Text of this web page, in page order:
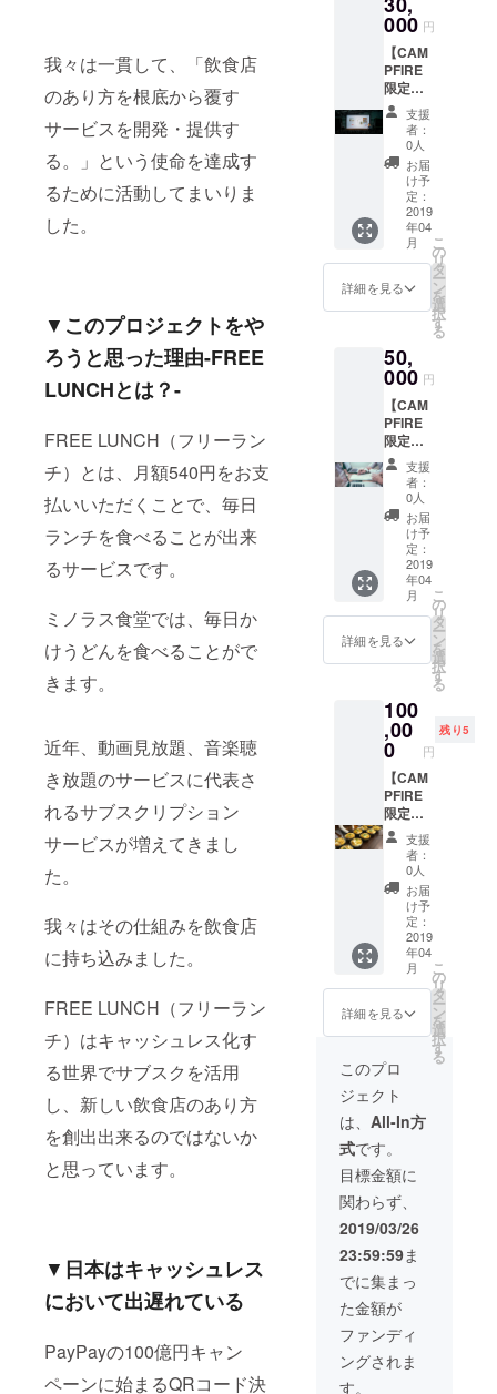
我々は一貫して、「飲食店
のあり方を根底から覆す
サービスを開発・提供す
る。」という使命を達成す
るために活動してまいりま
した。
▼ このプロジェクトをや
ろうと思った理由-FREE
LUNCHとは？-
FREE LUNCH（フリーラン
チ）とは、月額540円をお支
払いいただくことで、毎日
ランチを食べることが出来
るサービスです。
ミノラス食堂では、毎日か
けうどんを食べることがで
きます。
近年、動画見放題、音楽聴
き放題のサービスに代表さ
れるサブスクリプション
サービスが増えてきまし
た。
我々はその仕組みを飲食店
に持ち込みました。
FREE LUNCH（フリーラン
チ）はキャッシュレス化す
る世界でサブスクを活用
し、新しい飲食店のあり方
を創出出来るのではないか
と思っています。
▼ 日本はキャッシュレス
において出遅れている
PayPayの100億円キャン
ペーンに始まるQRコード決
用
フォー
ラムへ
のご招
待 ・弊
社の伝
説的な
年次総
会に毎
年ご招
待 ・弊
社が直
接経営
する店
舗で死
ぬまで
メ
ニュー
半永久
割引3％
※本文中
リター
ンにつ
いての
項目を
参照
000 円
【CAM
PFIRE
限定】
・FREE
LUNCH
(フリー
ランチ)
に1年間
入会で
きる権
社の経
営に口
出しで
きる権
利をプ
ト、専
用
フォー
ラムへ
のご招
待 ・弊
社の伝
説的な
年次総
会に毎
年ご招
待 ・弊
社が直
接経営
する店
舗で死
ぬまで
メ
ニュー
半永久
割引3％
・最高
レベル
の支援
をして
くれた
方、限
定の
DELICI
OUS
DAYへ
のご招
文中リ
ターン
目を参
照
支援
者：
0人
お届
け予
定：
2019
年04
月
詳細を見る
こ
の
リ
タ
ー
ン
を
選
択
す
る
50,
000 円
【CAM
PFIRE
限定】
・FREE
LUNCH
(フリー
ランチ)
に半年
間入会
できる
権利 ・
弊社の
経営に
口出し
できる
権利を
ント、
専用
フォー
ラムへ
のご招
待 ・弊
社の伝
説的な
年次総
会に毎
年ご招
待 ・弊
社が直
接経営
する店
舗で死
ぬまで
トッピ
ング・
サイド
メ
ニュー
半永久
割引5％
・最高
レベル
の支援
をして
くれた
方、限
定の
DELICI
OUS
DAYへ
のご招
待 ・
DELICI
OUS
支援
者：
0人
お届
け予
定：
2019
年04
月
詳細を見る
こ
の
リ
タ
ー
ン
を
選
択
す
る
100
,00
0 円
残り5
【CAM
PFIRE
限定・
法人ス
ポン
サープ
ラン】
・店内
にスポ
ンサー
企業様
の情報
（企業
名・
サービ
ス内
容）な
どを掲
示させ
ていた
だきま
す。 ・
ミノラ
ス食堂
でのイ
ベント
開催権
利（年
間2回）
・ミノ
ラス食
堂の公
式ツ
イッ
支援
者：
0人
お届
け予
定：
2019
年04
月
詳細を見る
こ
の
リ
タ
ー
ン
を
選
択
す
る
このプロ
ジェクト
は、 All-In方
式です。
目標金額に
関わらず、
2019/03/26
23:59:59ま
でに集まっ
た金額が
ファンディ
ングされま
す。